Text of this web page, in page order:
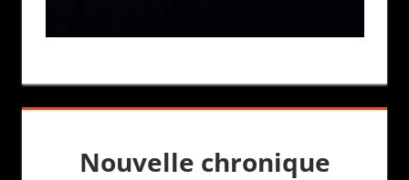
Nouvelle chronique